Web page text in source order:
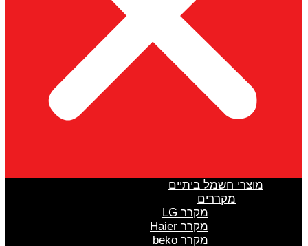
מוצרי חשמל ביתיים
מקררים
מקרר LG
מקרר Haier
מקרר beko